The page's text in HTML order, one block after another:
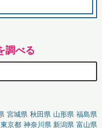
調べる
宮城県 秋田県 山形県 福島県
東京都 神奈川県 新潟県 富山県